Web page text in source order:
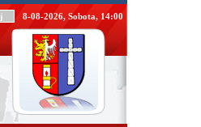
8-08-2026, Sobota, 14:00